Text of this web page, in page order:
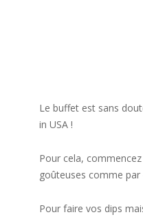
Le buffet est sans
in USA !
Pour cela,
goûteuses comme
Pour faire vos dips